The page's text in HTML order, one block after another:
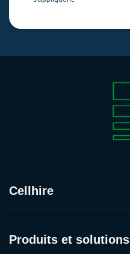
Cellhire
Produits et solutions